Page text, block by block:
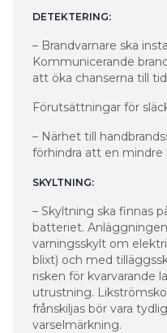
DETEKTERING:
– Brandvarnare ska
Kommunicerande
att öka chanserna till
Förutsättningar för
– Närhet till
förhindra att en mindre
SKYLTNING:
– Skyltning ska finnas
batteriet.
varningsskylt om
blixt) och med
risken för kvarvarande
utrustning.
frånskiljas bör vara
varselmärkning.